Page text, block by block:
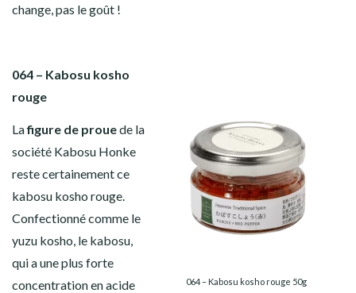
change, pas le goût !
064 – Kabosu kosho rouge 50g
064 – Kabosu kosho
rouge
Lafigure de prouede la
société Kabosu Honke
reste certainement ce
kabosu kosho rouge.
Confectionné comme le
yuzu kosho, le kabosu,
qui aune plus forte
concentration en acide